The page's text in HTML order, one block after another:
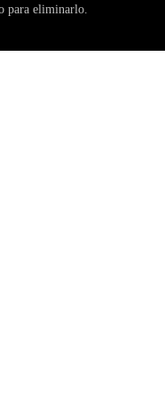
para eliminarlo.